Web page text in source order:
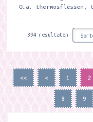
O.a. thermosflessen,
394 resultaten
<< < 1 2
8 9